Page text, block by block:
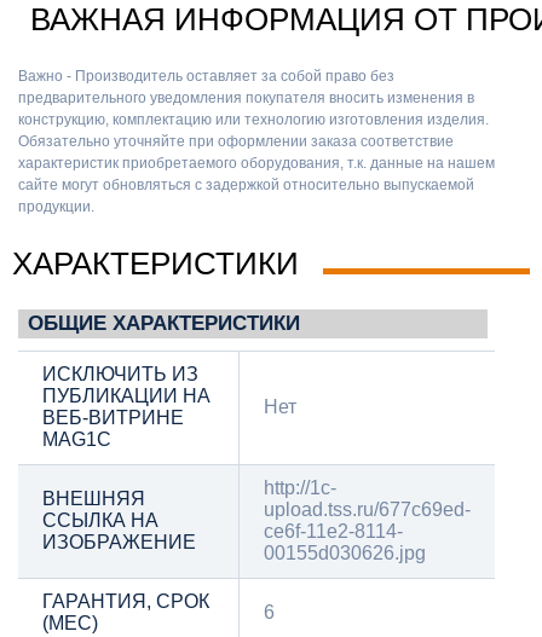
ВАЖНАЯ ИНФОРМАЦИЯ ОТ
Важно - Производитель оставляет за собой право без
предварительного уведомления покупателя вносить изменения в
конструкцию, комплектацию или технологию изготовления изделия.
Обязательно уточняйте при оформлении заказа соответствие
характеристик приобретаемого оборудования, т.к. данные на нашем
сайте могут обновляться с задержкой относительно выпускаемой
продукции.
ХАРАКТЕРИСТИКИ
ОБЩИЕ ХАРАКТЕРИСТИКИ
ИСКЛЮЧИТЬ ИЗ
ПУБЛИКАЦИИ НА
ВЕБ-ВИТРИНЕ
MAG1C
Нет
ВНЕШНЯЯ
ССЫЛКА НА
ИЗОБРАЖЕНИЕ
http://1c-
upload.tss.ru/677c69ed-
ce6f-11e2-8114-
00155d030626.jpg
ГАРАНТИЯ, СРОК
(МЕС)
6